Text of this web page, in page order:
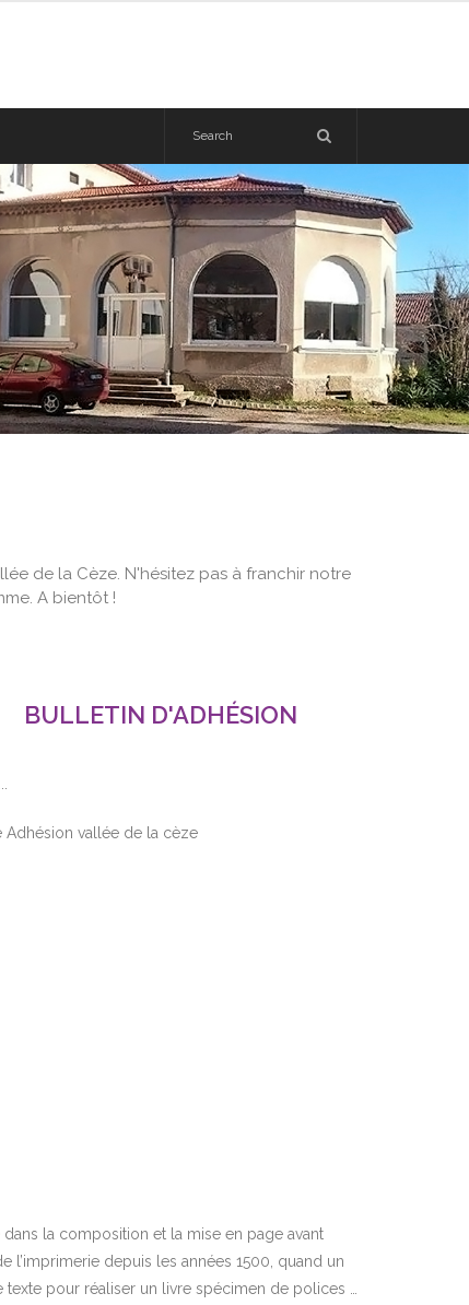
de la Cèze. N'hésitez pas à franchir notre
A bientôt !
BULLETIN D'ADHÉSION
Adhésion vallée de la cèze
la composition et la mise en page avant
l’imprimerie depuis les années 1500, quand un
pour réaliser un livre spécimen de polices …